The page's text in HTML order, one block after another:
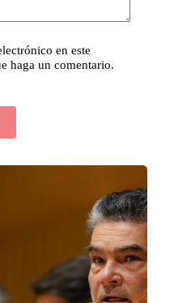
en este
haga un comentario.